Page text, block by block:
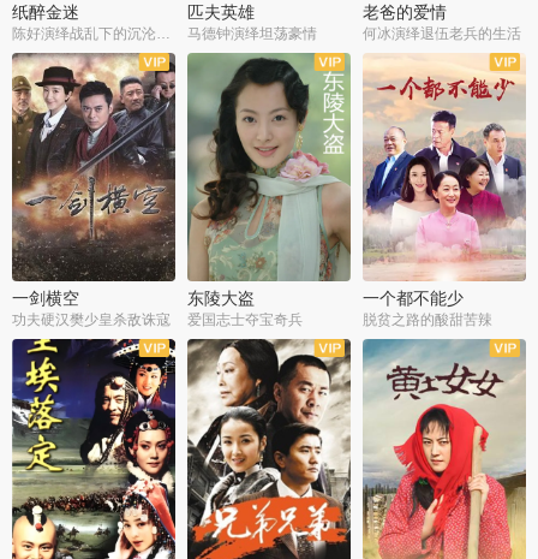
纸醉金迷 匹夫英雄
马德钟演绎坦荡豪情
老爸的爱情
何冰演绎退伍老兵的生活
全40集
一剑横空
功夫硬汉樊少皇杀敌诛寇
全33集
东陵大盗
爱国志士夺宝奇兵
全36集
一个都不能少
脱贫之路的酸甜苦辣
全25集
全50集 全23集